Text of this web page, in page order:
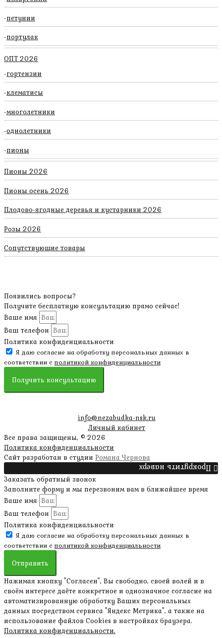
петунии
портулак
ОПТ 2026
гортензии
клематисы
многолетники
однолетники
пионы
Пионы 2026
Пионы осень 2026
Плодово-ягодные деревья и кустарники 2026
Розы 2026
Сопутствующие товары
Появились вопросы?
Получите бесплатную консультацию прямо сейчас!
Ваше имя
Ваш телефон
Политика конфиденциальности
Я даю согласие на обработку персональных данных в
соответствии с политикой конфиденциальности
Получить консультацию
info@nezabudka-nsk.ru
Личный кабинет
Все права защищены, © 2026
Политика конфиденциальности
Сайт разработан в студии Романа Чернова
Прокрутить наверх
Заказать обратный звонок
Заполните форму и мы перезвоним вам в ближайшее время
Ваше имя
Ваш телефон
Политика конфиденциальности
Я даю согласие на обработку персональных данных в
соответствии с политикой конфиденциальности
Отправить
Нажимая кнопку "Согласен", Вы свободно, своей волей и в
своём интересе даёте конкретное и однозначное согласие на
автоматизированную обработку Ваших персональных
данных посредством сервиса "Яндекс Метрика", а также на
использование файлов Cookies в настройках браузера.
Политика конфиденциальности.